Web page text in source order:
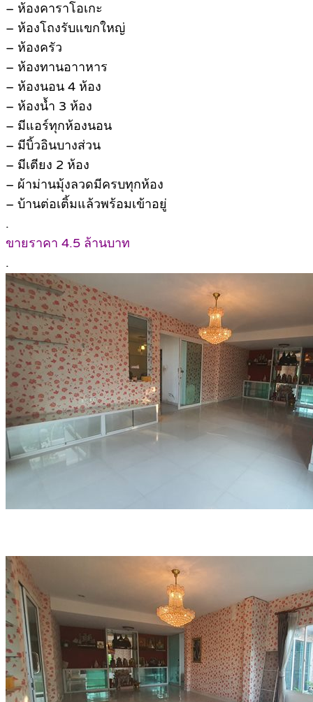
– ห้องคาราโอเกะ
– ห้องโถงรับแขกใหญ่
– ห้องครัว
– ห้องทานอาาหาร
– ห้องนอน 4 ห้อง
– ห้องน้ำ 3 ห้อง
– มีแอร์ทุกห้องนอน
– มีบิ้วอินบางส่วน
– มีเตียง 2 ห้อง
– ผ้าม่านมุ้งลวดมีครบทุกห้อง
– บ้านต่อเติ้มแล้วพร้อมเข้าอยู่
.
ขายราคา 4.5 ล้านบาท
.